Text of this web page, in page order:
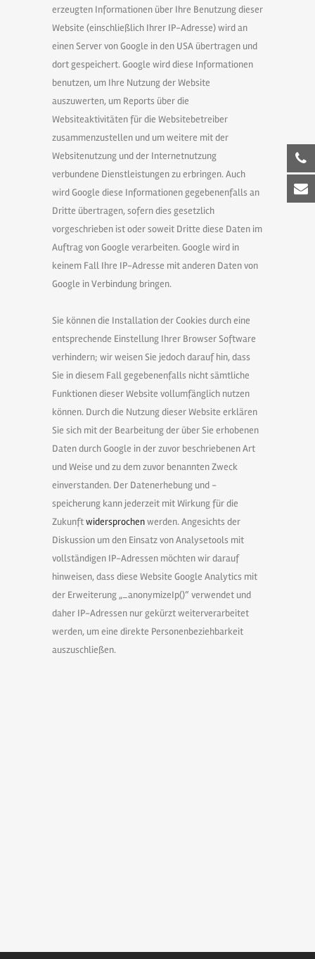
erzeugten Informationen über Ihre Benutzung dieser
Website (einschließlich Ihrer IP-Adresse) wird an
einen Server von Google in den USA übertragen und
dort gespeichert. Google wird diese Informationen
benutzen, um Ihre Nutzung der Website
auszuwerten, um Reports über die
Websiteaktivitäten für die Websitebetreiber
zusammenzustellen und um weitere mit der
Websitenutzung und der Internetnutzung
verbundene Dienstleistungen zu erbringen. Auch
wird Google diese Informationen gegebenenfalls an
Dritte übertragen, sofern dies gesetzlich
vorgeschrieben ist oder soweit Dritte diese Daten im
Auftrag von Google verarbeiten. Google wird in
keinem Fall Ihre IP-Adresse mit anderen Daten von
Google in Verbindung bringen.
Sie können die Installation der Cookies durch eine
entsprechende Einstellung Ihrer Browser Software
verhindern; wir weisen Sie jedoch darauf hin, dass
Sie in diesem Fall gegebenenfalls nicht sämtliche
Funktionen dieser Website vollumfänglich nutzen
können. Durch die Nutzung dieser Website erklären
Sie sich mit der Bearbeitung der über Sie erhobenen
Daten durch Google in der zuvor beschriebenen Art
und Weise und zu dem zuvor benannten Zweck
einverstanden. Der Datenerhebung und -
speicherung kann jederzeit mit Wirkung für die
Zukunftwidersprochenwerden. Angesichts der
Diskussion um den Einsatz von Analysetools mit
vollständigen IP-Adressen möchten wir darauf
hinweisen, dass diese Website Google Analytics mit
der Erweiterung „_anonymizeIp()“ verwendet und
daher IP-Adressen nur gekürzt weiterverarbeitet
werden, um eine direkte Personenbeziehbarkeit
auszuschließen.